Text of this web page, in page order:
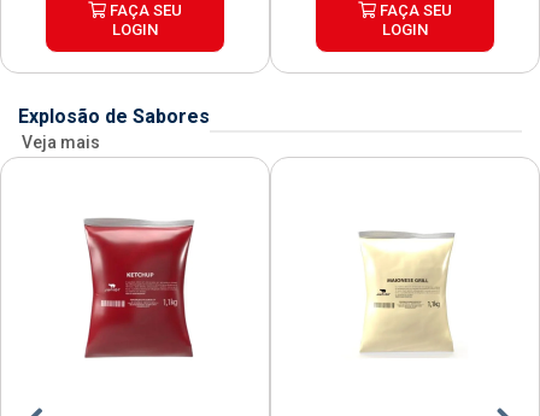
FAÇA SEU
LOGIN
FAÇA SEU
LOGIN
Explosão de Sabores
Veja mais